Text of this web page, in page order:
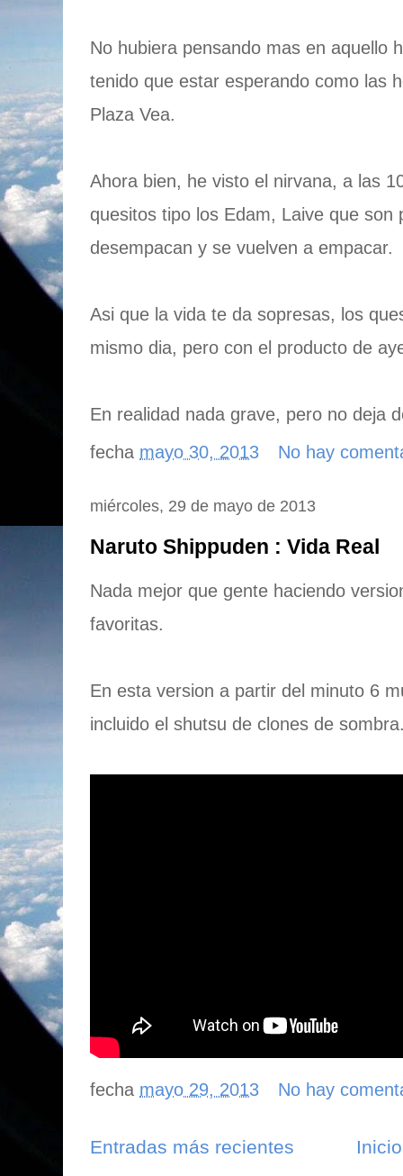
No hubiera pensando mas en aquello
tenido que estar esperando como las
Plaza Vea.
Ahora bien, he visto el nirvana, a las
quesitos tipo los Edam, Laive que son
desempacan y se vuelven a empacar.
Asi que la vida te da sopresas, los
mismo dia, pero con el producto de
En realidad nada grave, pero no deja
fecha mayo 30, 2013 No hay
miércoles, 29 de mayo de 2013
Naruto Shippuden : Vida Real
Nada mejor que gente haciendo
favoritas.
En esta version a partir del minuto 6
incluido el shutsu de clones de
fecha mayo 29, 2013 No hay
Entradas más recientes Inicio